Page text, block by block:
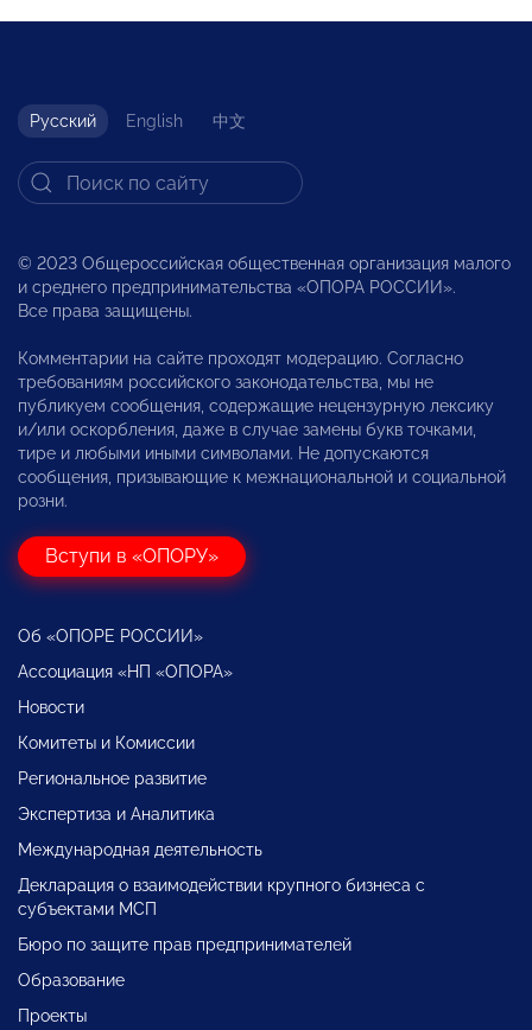
Русский English 中文
© 2023 Общероссийская общественная организация малого
и среднего предпринимательства «ОПОРА РОССИИ».
Все права защищены.
Комментарии на сайте проходят модерацию. Согласно
требованиям российского законодательства, мы не
публикуем сообщения, содержащие нецензурную лексику
и/или оскорбления, даже в случае замены букв точками,
тире и любыми иными символами. Не допускаются
сообщения, призывающие к межнациональной и социальной
розни.
Вступи в «ОПОРУ»
Об «ОПОРЕ РОССИИ»
Ассоциация «НП «ОПОРА»
Новости
Комитеты и Комиссии
Региональное развитие
Экспертиза и Аналитика
Международная деятельность
Декларация о взаимодействии крупного бизнеса с
субъектами МСП
Бюро по защите прав предпринимателей
Образование
Проекты